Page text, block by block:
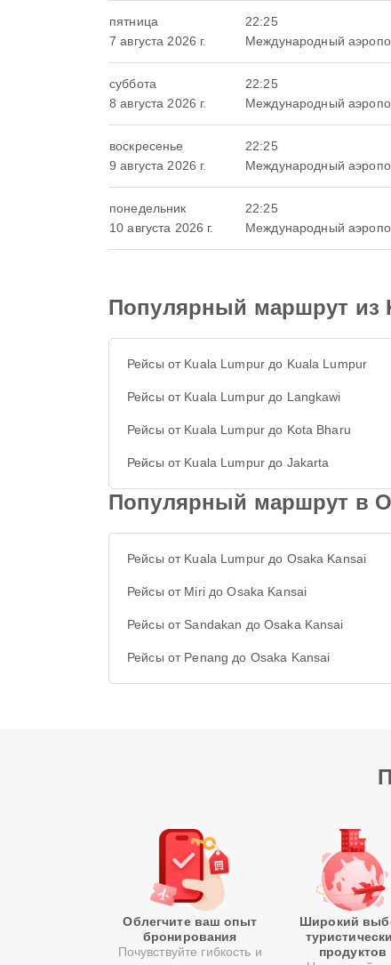
пятница
7 августа 2026 г.
22:25
Международный
суббота
8 августа 2026 г.
22:25
Международный
воскресенье
9 августа 2026 г.
22:25
Международный
понедельник
10 августа 2026 г.
22:25
Международный
Популярный маршрут из
Рейсы от Kuala Lumpur до Kuala Lumpur
Рейсы от Kuala Lumpur до Langkawi
Рейсы от Kuala Lumpur до Kota Bharu
Рейсы от Kuala Lumpur до Jakarta
Популярный маршрут в
Рейсы от Kuala Lumpur до Osaka Kansai
Рейсы от Miri до Osaka Kansai
Рейсы от Sandakan до Osaka Kansai
Рейсы от Penang до Osaka Kansai
Облегчите ваш опыт
бронирования
Почувствуйте гибкость и
Широкий
продуктов